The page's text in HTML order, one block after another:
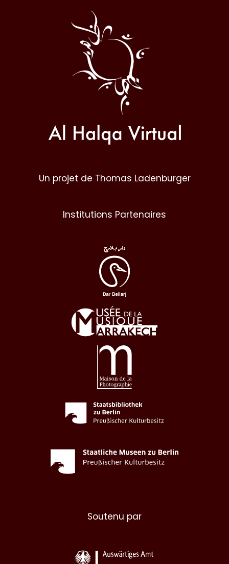
Halqa
Un projet de Thomas Ladenburger
Institutions Partenaires
Soutenu par